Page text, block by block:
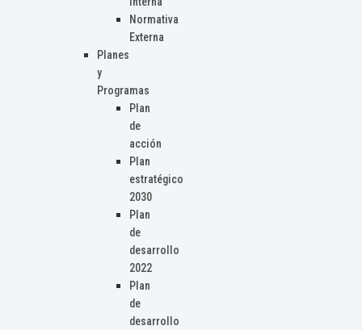
Normativa
Externa
Planes
y
Programas
Plan
de
acción
Plan
estratégico
2030
Plan
de
desarrollo
2022
Plan
de
desarrollo